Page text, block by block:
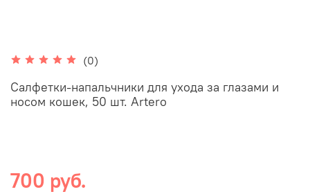
(0)
Салфетки-напальчники для ухода за глазами и
носом кошек, 50 шт. Artero
700 руб.